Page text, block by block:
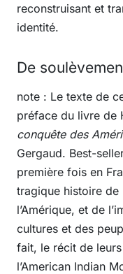
reconstruisant et
identité.
De
note : Le texte de
préface du livre de
conquête des
Gergaud. Best-
première fois en
tragique histoire de
l’Amérique, et de
cultures et des
fait, le récit de
l’American Indian